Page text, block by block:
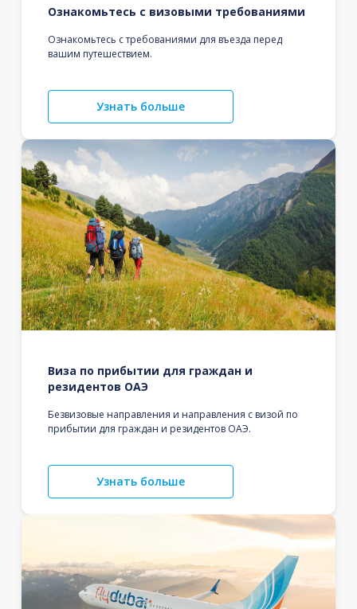
Ознакомьтесь с визовыми требованиями
Ознакомьтесь с требованиями для въезда перед
вашим путешествием.
Узнать больше
Виза по прибытии для граждан и
резидентов ОАЭ
Безвизовые направления и направления с визой по
прибытии для граждан и резидентов ОАЭ.
Узнать больше